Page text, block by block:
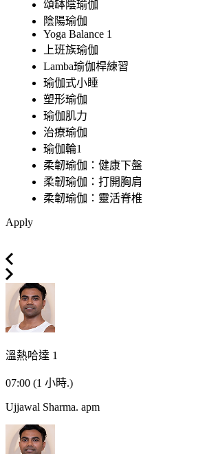
頌缽陰瑜伽
陰陽瑜伽
Yoga Balance 1
上班族瑜伽
Lamba瑜伽桿練習
瑜伽式小睡
塑形瑜伽
瑜伽肌力
治療瑜伽
瑜伽輪1
柔韌瑜伽：健康下盤
柔韌瑜伽：打開胸肩
柔韌瑜伽：靈活脊椎
Apply
溫熱哈達 1
07:00 (1 小時.)
Ujjawal Sharma. apm